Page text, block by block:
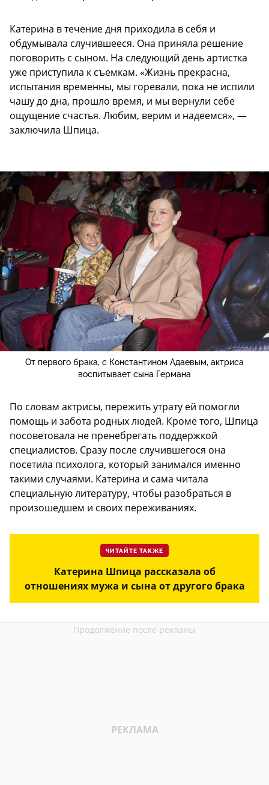
Катерина в течение дня приходила в себя и
обдумывала случившееся. Она приняла решение
поговорить с сыном. На следующий день артистка
уже приступила к съемкам. «Жизнь прекрасна,
испытания временны, мы горевали, пока не испили
чашу до дна, прошло время, и мы вернули себе
ощущение счастья. Любим, верим и надеемся», —
заключила Шпица.
От первого брака, с Константином Адаевым, актриса
воспитывает сына Германа
По словам актрисы, пережить утрату ей помогли
помощь и забота родных людей. Кроме того, Шпица
посоветовала не пренебрегать поддержкой
специалистов. Сразу после случившегося она
посетила психолога, который занимался именно
такими случаями. Катерина и сама читала
специальную литературу, чтобы разобраться в
произошедшем и своих переживаниях.
ЧИТАЙТЕ ТАКЖЕ
Катерина Шпица рассказала об
отношениях мужа и сына от другого брака